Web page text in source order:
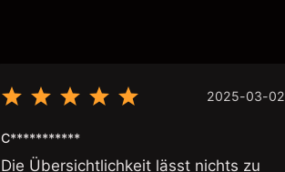
2025-03-02
C***********
Die Übersichtlichkeit lässt nichts zu